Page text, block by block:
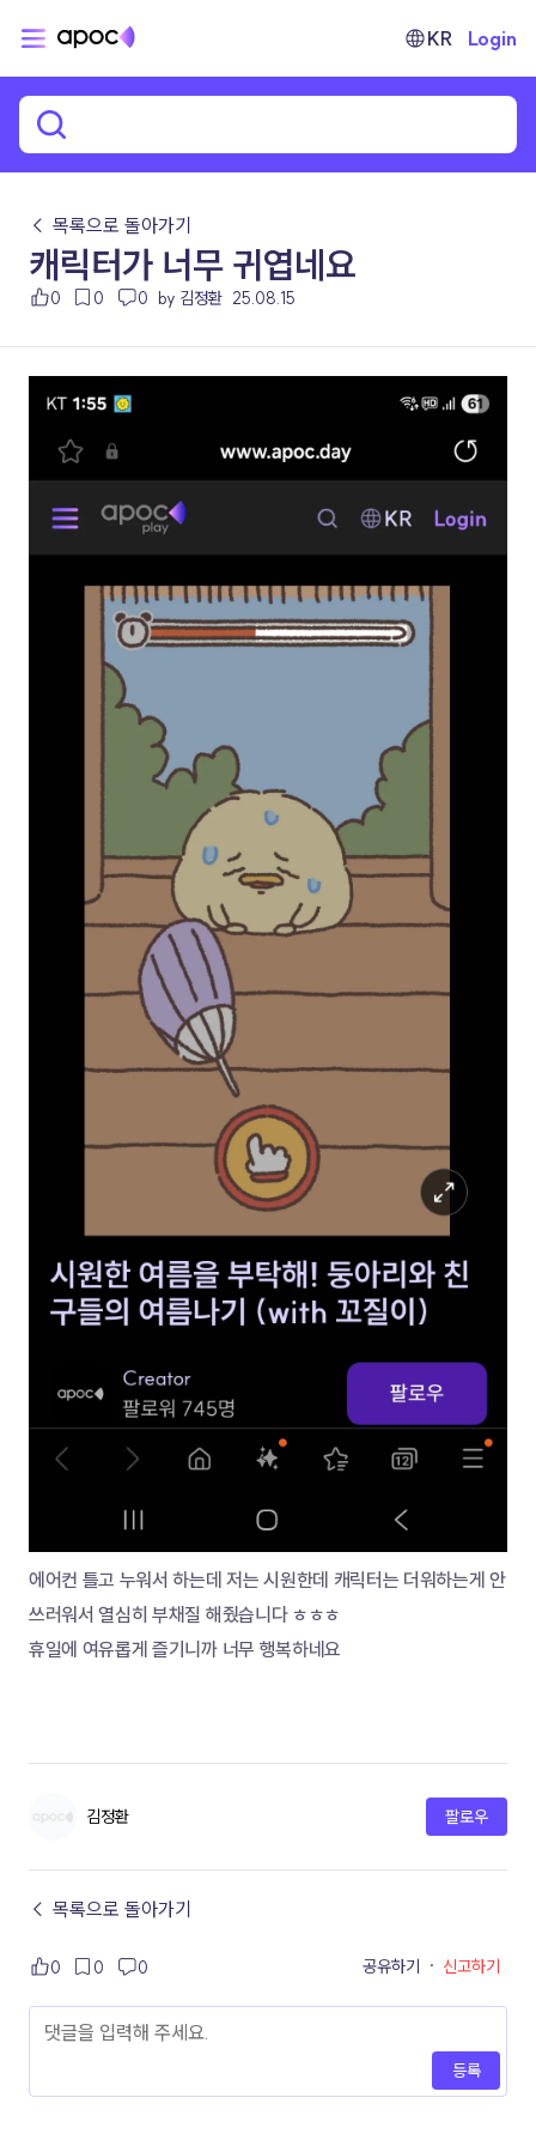
KR Login
← 목록으로 돌아가기
캐릭터가 너무 귀엽네요
0 0 0 by 김정환 25.08.15
에어컨 틀고 누워서 하는데 저는 시원한데 캐릭터는 더워하는게 안
쓰러워서 열심히 부채질 해줬습니다 ㅎㅎㅎ
휴일에 여유롭게 즐기니까 너무 행복하네요
김정환 팔로우
← 목록으로 돌아가기
0 0 0 공유하기 · 신고하기
등록